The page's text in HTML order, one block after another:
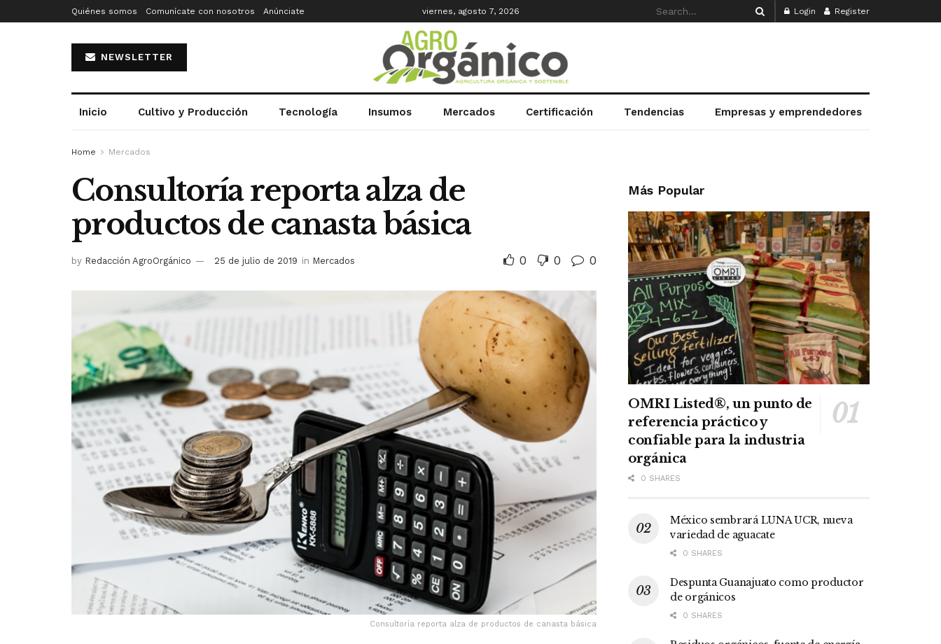
Quiénes somos Comunícate con nosotros Anúnciate viernes, agosto 7, 2026 Login Register
NEWSLETTER
Inicio Cultivo y Producción Tecnología Insumos Mercados Certificación Tendencias Empresas y emprendedores
Home Mercados
Consultoría reporta alza de
productos de canasta básica
by Redacción AgroOrgánico 25 de julio de 2019 in Mercados 0 0 0
Consultoría reporta alza de productos de canasta básica
Más Popular
OMRI Listed®, un punto de
referencia práctico y
confiable para la industria
orgánica
0 SHARES
México sembrará LUNA UCR, nueva
variedad de aguacate
0 SHARES
Despunta Guanajuato como productor
de orgánicos
0 SHARES